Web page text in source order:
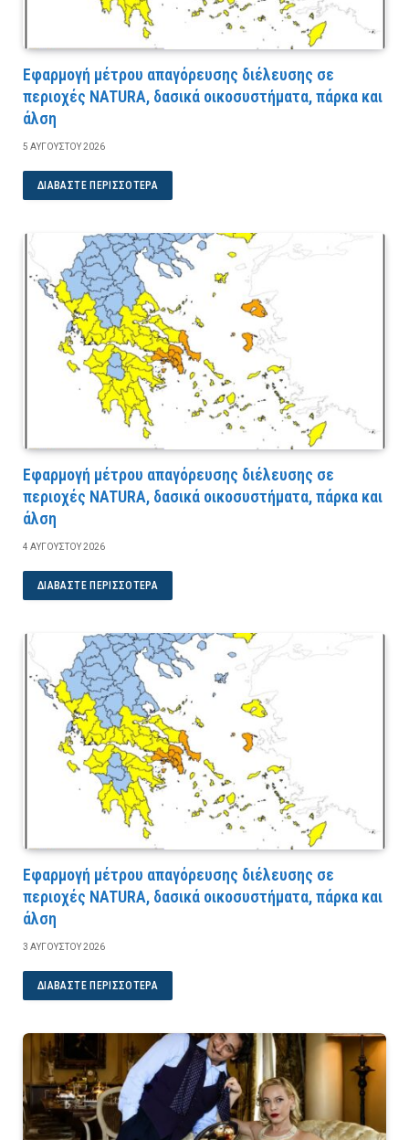
Εφαρμογή μέτρου απαγόρευσης διέλευσης σε
περιοχές NATURA, δασικά οικοσυστήματα, πάρκα και
άλση
5 ΑΥΓΟΎΣΤΟΥ 2026
ΔΙΑΒΆΣΤΕ ΠΕΡΙΣΣΌΤΕΡΑ
Εφαρμογή μέτρου απαγόρευσης διέλευσης σε
περιοχές NATURA, δασικά οικοσυστήματα, πάρκα και
άλση
4 ΑΥΓΟΎΣΤΟΥ 2026
ΔΙΑΒΆΣΤΕ ΠΕΡΙΣΣΌΤΕΡΑ
Εφαρμογή μέτρου απαγόρευσης διέλευσης σε
περιοχές NATURA, δασικά οικοσυστήματα, πάρκα και
άλση
3 ΑΥΓΟΎΣΤΟΥ 2026
ΔΙΑΒΆΣΤΕ ΠΕΡΙΣΣΌΤΕΡΑ